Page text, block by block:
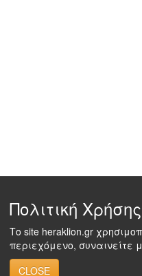
Πολιτική
Το site heraklion.gr
περιεχόμενο, συναινείτε
CLOSE